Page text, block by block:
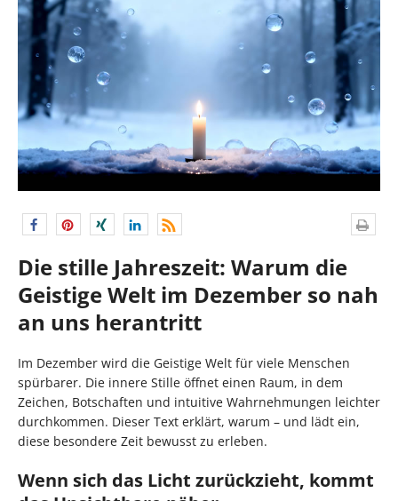
Die stille Jahreszeit: Warum die
Geistige Welt im Dezember so nah
an uns herantritt
Im Dezember wird die Geistige Welt für viele Menschen
spürbarer. Die innere Stille öffnet einen Raum, in dem
Zeichen, Botschaften und intuitive Wahrnehmungen leichter
durchkommen. Dieser Text erklärt, warum – und lädt ein,
diese besondere Zeit bewusst zu erleben.
Wenn sich das Licht zurückzieht, kommt